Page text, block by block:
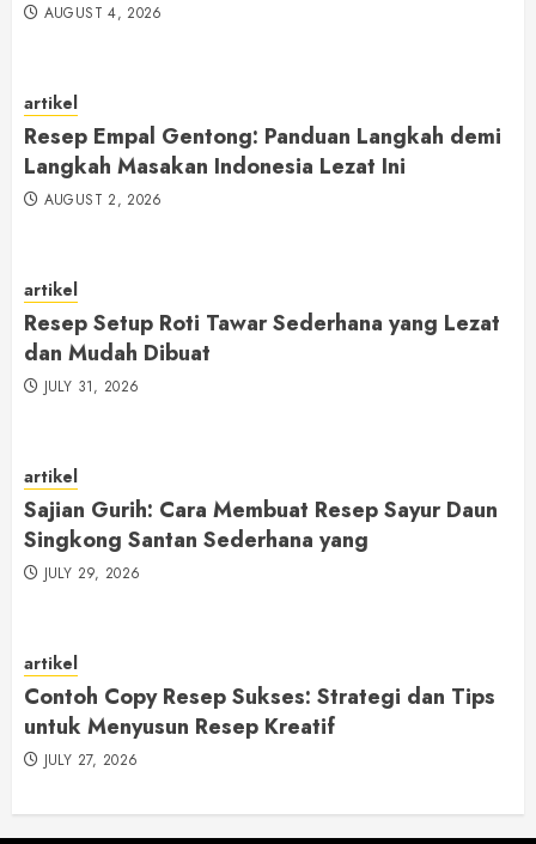
AUGUST 4, 2026
artikel
Resep Empal Gentong: Panduan Langkah demi
Langkah Masakan Indonesia Lezat Ini
AUGUST 2, 2026
artikel
Resep Setup Roti Tawar Sederhana yang Lezat
dan Mudah Dibuat
JULY 31, 2026
artikel
Sajian Gurih: Cara Membuat Resep Sayur Daun
Singkong Santan Sederhana yang
JULY 29, 2026
artikel
Contoh Copy Resep Sukses: Strategi dan Tips
untuk Menyusun Resep Kreatif
JULY 27, 2026